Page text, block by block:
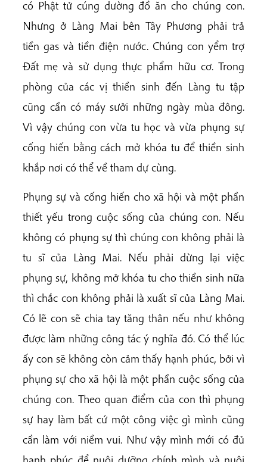
có Phật tử cúng dường đồ ăn cho chúng con.
Nhưng ở Làng Mai bên Tây Phương phải trả
tiền gas và tiền điện nước. Chúng con yểm trợ
Đất mẹ và sử dụng thực phẩm hữu cơ. Trong
phòng của các vị thiền sinh đến Làng tu tập
cũng cần có máy sưởi những ngày mùa đông.
Vì vậy chúng con vừa tu học và vừa phụng sự
cống hiến bằng cách mở khóa tu để thiền sinh
khắp nơi có thể về tham dự cùng.
Phụng sự và cống hiến cho xã hội và một phần
thiết yếu trong cuộc sống của chúng con. Nếu
không có phụng sự thì chúng con không phải là
tu sĩ của Làng Mai. Nếu phải dừng lại việc
phụng sự, không mở khóa tu cho thiền sinh nữa
thì chắc con không phải là xuất sĩ của Làng Mai.
Có lẽ con sẽ chia tay tăng thân nếu như không
được làm những công tác ý nghĩa đó. Có thể lúc
ấy con sẽ không còn cảm thấy hạnh phúc, bởi vì
phụng sự cho xã hội là một phần cuộc sống của
chúng con. Theo quan điểm của con thì phụng
sự hay làm bất cứ một công việc gì mình cũng
cần làm với niềm vui. Như vậy mình mới có đủ